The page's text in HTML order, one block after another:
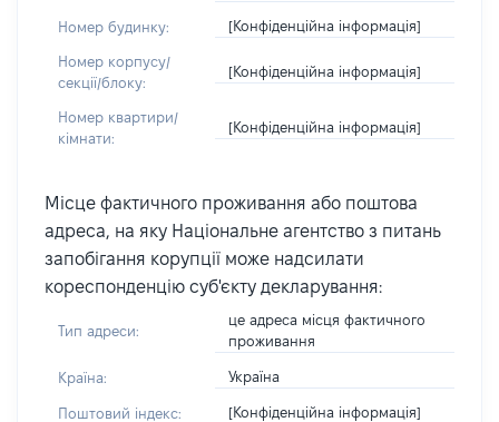
Номер будинку: [Конфіденційна інформація]
Номер корпусу/
секції/блоку:
[Конфіденційна інформація]
Номер квартири/
кімнати:
[Конфіденційна інформація]
Місце фактичного проживання або поштова
адреса, на яку Національне агентство з питань
запобігання корупції може надсилати
кореспонденцію суб'єкту декларування:
Тип адреси:
це адреса місця фактичного
проживання
Країна: Україна
Поштовий індекс: [Конфіденційна інформація]